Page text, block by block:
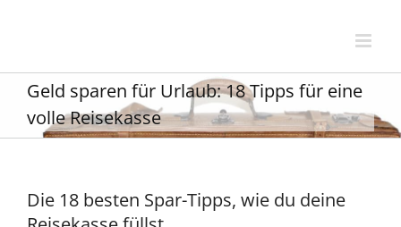
Geld sparen für Urlaub: 18 Tipps für eine
volle Reisekasse
Die 18 besten Spar-Tipps, wie du deine